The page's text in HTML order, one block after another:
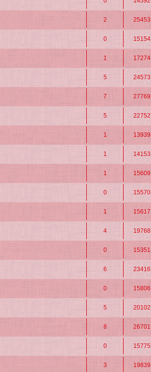
2 25453
0 15154
1 17274
5 24573
7 27769
5 22752
1 13939
1 14153
1 15609
0 15570
1 15617
4 19768
0 15351
6 23416
0 15806
5 20102
8 26701
0 15775
3 19839